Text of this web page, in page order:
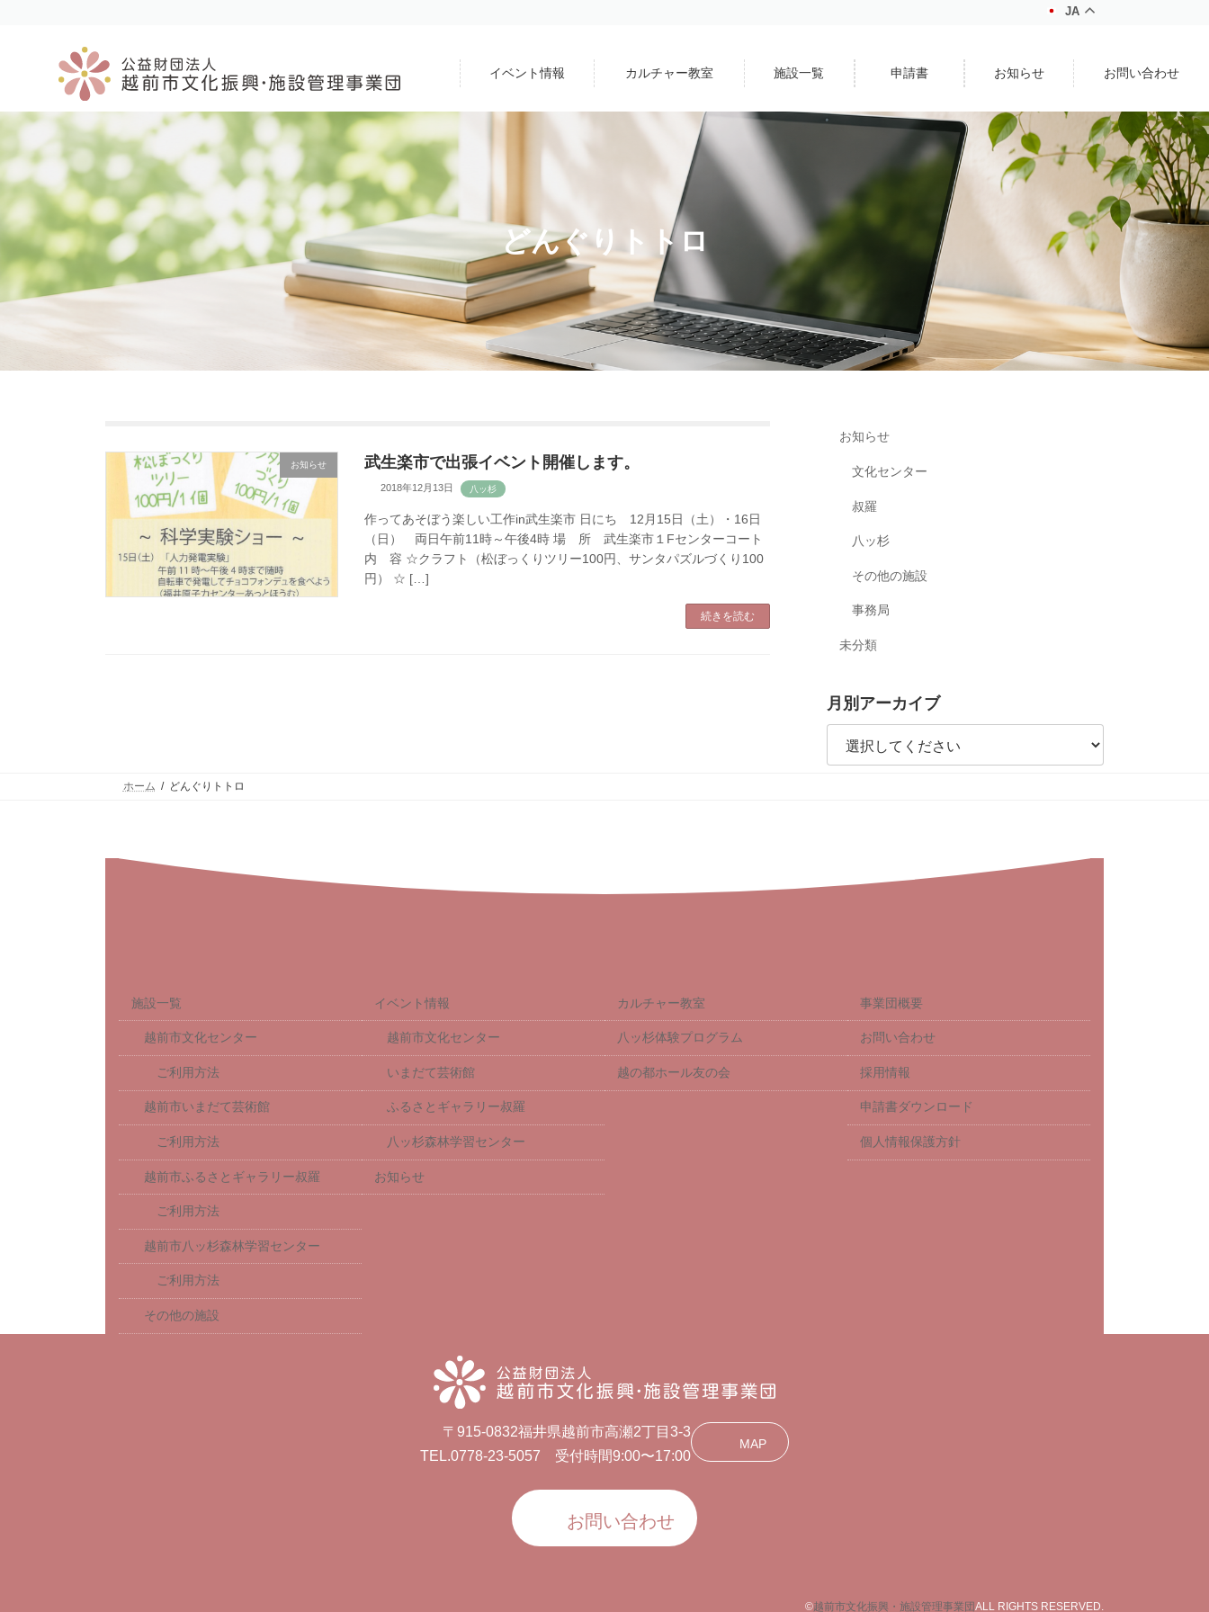
ス
ッ
プ
ン
移
動
JA
イベント情報 カルチャー教室 施設一覧 申請書 お知らせ お問い合わせ
どんぐりトトロ
お知らせ 武生楽市で出張イベント開催します。
2018年12月13日
作ってあそぼう楽しい工作in武生楽市 日にち 12月15日（土）・16日
（日） 両日午前11時～午後4時 場 所 武生楽市１Fセンターコート
内 容 ☆クラフト（松ぼっくりツリー100円、サンタパズルづくり100
円） ☆ […]
続きを読む
お知らせ
文化センター
叔羅
八ッ杉
その他の施設
事務局
未分類
月別アーカイブ
ホーム どんぐりトトロ
施設一覧
越前市文化センター
ご利用方法
越前市いまだて芸術館
ご利用方法
越前市ふるさとギャラリー叔羅
ご利用方法
越前市八ッ杉森林学習センター
ご利用方法
その他の施設
イベント情報
越前市文化センター
いまだて芸術館
ふるさとギャラリー叔羅
八ッ杉森林学習センター
お知らせ
カルチャー教室
八ッ杉体験プログラム
越の都ホール友の会
事業団概要
お問い合わせ
採用情報
申請書ダウンロード
個人情報保護方針
〒915-0832福井県越前市高瀬2丁目3-3
TEL.0778-23-5057 受付時間9:00〜17:00
MAP
お問い合わせ
©越前市文化振興・施設管理事業団ALL RIGHTS RESERVED.